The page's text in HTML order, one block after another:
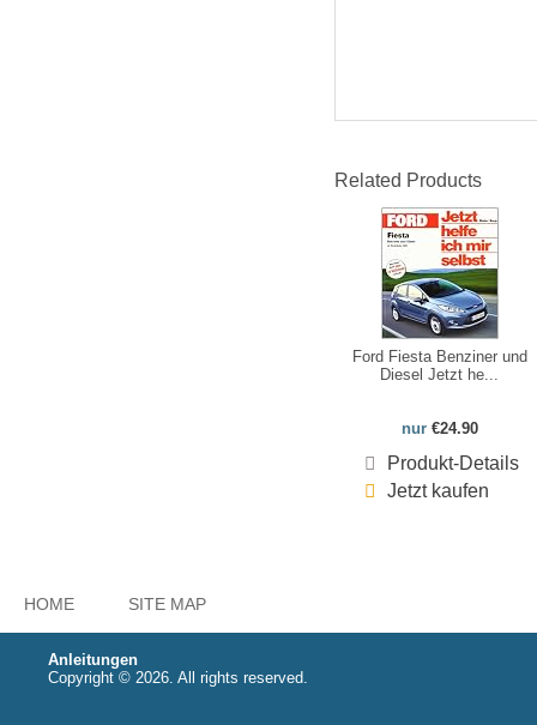
Related Products
Ford Fiesta Benziner und
Diesel Jetzt he...
nur €24.90
Produkt-Details
Jetzt kaufen
HOME SITE MAP
Anleitungen
Copyright © 2026. All rights reserved.